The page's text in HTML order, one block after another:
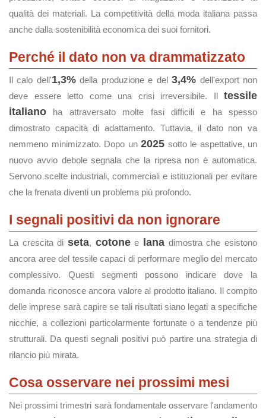
qualità dei materiali. La competitività della moda italiana passa
anche dalla sostenibilità economica dei suoi fornitori.
Perché il dato non va drammatizzato
Il calo dell'1,3%della produzione e del3,4% dell'export non
deve essere letto come una crisi irreversibile. Il tessile
italiano ha attraversato molte fasi difficili e ha spesso
dimostrato capacità di adattamento. Tuttavia, il dato non va
nemmeno minimizzato. Dopo un 2025 sotto le aspettative, un
nuovo avvio debole segnala che la ripresa non è automatica.
Servono scelte industriali, commerciali e istituzionali per evitare
che la frenata diventi un problema più profondo.
I segnali positivi da non ignorare
La crescita di seta, cotonee lana dimostra che esistono
ancora aree del tessile capaci di performare meglio del mercato
complessivo. Questi segmenti possono indicare dove la
domanda riconosce ancora valore al prodotto italiano. Il compito
delle imprese sarà capire se tali risultati siano legati a specifiche
nicchie, a collezioni particolarmente fortunate o a tendenze più
strutturali. Da questi segnali positivi può partire una strategia di
rilancio più mirata.
Cosa osservare nei prossimi mesi
Nei prossimi trimestri sarà fondamentale osservare l'andamento